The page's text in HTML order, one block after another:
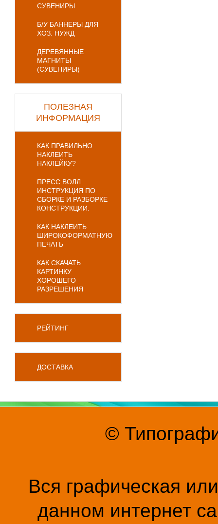
СУВЕНИРЫ
Б/У БАННЕРЫ ДЛЯ
ХОЗ. НУЖД
ДЕРЕВЯННЫЕ
МАГНИТЫ
(СУВЕНИРЫ)
ПОЛЕЗНАЯ
ИНФОРМАЦИЯ
КАК ПРАВИЛЬНО
НАКЛЕИТЬ
НАКЛЕЙКУ?
ПРЕСС ВОЛЛ.
ИНСТРУКЦИЯ ПО
СБОРКЕ И РАЗБОРКЕ
КОНСТРУКЦИИ.
КАК НАКЛЕИТЬ
ШИРОКОФОРМАТНУЮ
ПЕЧАТЬ
КАК СКАЧАТЬ
КАРТИНКУ
ХОРОШЕГО
РАЗРЕШЕНИЯ
РЕЙТИНГ
ДОСТАВКА
©
Вся графическая
данном интернет